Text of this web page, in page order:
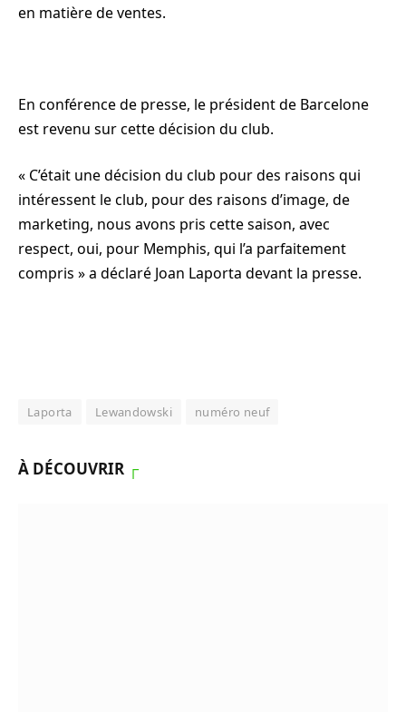
en matière de ventes.
En conférence de presse, le président de Barcelone
est revenu sur cette décision du club.
« C’était une décision du club pour des raisons qui
intéressent le club, pour des raisons d’image, de
marketing, nous avons pris cette saison, avec
respect, oui, pour Memphis, qui l’a parfaitement
compris » a déclaré Joan Laporta devant la presse.
Laporta Lewandowski numéro neuf
À DÉCOUVRIR ┌